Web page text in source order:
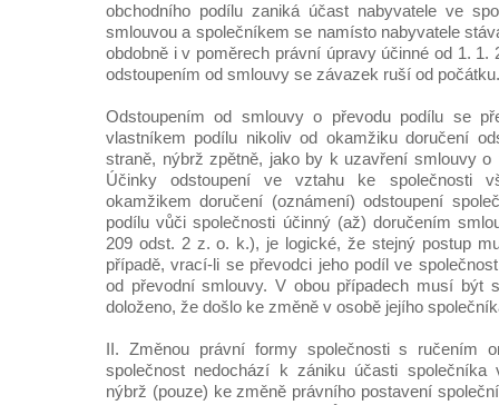
obchodního podílu zaniká účast nabyvatele ve
smlouvou a společníkem se namísto nabyvatele
obdobně i v poměrech právní úpravy účinné od 1.
odstoupením od smlouvy se závazek ruší od počátku.
Odstoupením od smlouvy o převodu podílu se
vlastníkem podílu nikoliv od okamžiku doručení
straně, nýbrž zpětně, jako by k uzavření smlouvy o
Účinky odstoupení ve vztahu ke společnosti
okamžikem doručení (oznámení) odstoupení
podílu vůči společnosti účinný (až) doručením
209 odst. 2 z. o. k.), je logické, že stejný postup
případě, vrací-li se převodci jeho podíl ve
od převodní smlouvy. V obou případech musí být
doloženo, že došlo ke změně v osobě jejího
II. Změnou právní formy společnosti s ručením
společnost nedochází k zániku účasti společníka
nýbrž (pouze) ke změně právního postavení